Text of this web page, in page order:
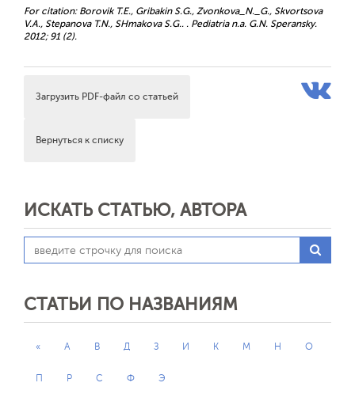
For citation: Borovik T.E., Gribakin S.G., Zvonkova_N._G., Skvortsova
V.A., Stepanova T.N., SHmakova S.G.. . Pediatria n.a. G.N. Speransky.
2012; 91 (2).
Загрузить PDF-файл со статьей
Вернуться к списку
ИСКАТЬ СТАТЬЮ, АВТОРА
СТАТЬИ ПО НАЗВАНИЯМ
« А В Д З И К М Н О
П Р С Ф Э